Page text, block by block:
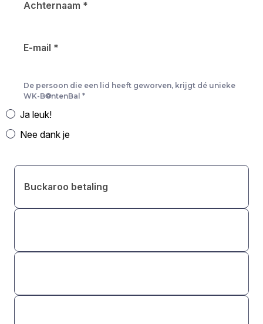
Achternaam *
E-mail *
De persoon die een lid heeft geworven, krijgt dé unieke
WK-B⚽ntenBal *
Ja leuk!
Nee dank je
Buckaroo betaling